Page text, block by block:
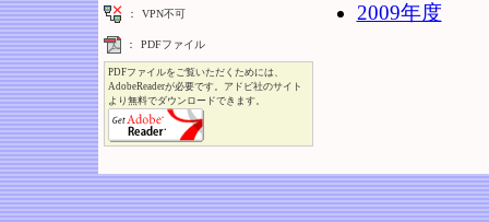
2009年度
：
VPN不可
： PDFファイル
PDFファイルをご覧いただくためには、
AdobeReaderが必要です。アドビ社のサイト
より無料でダウンロードできます。